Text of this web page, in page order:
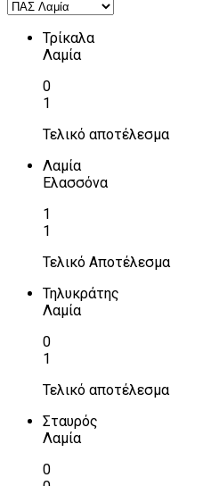
Τρίκαλα
Λαμία
0
1
Τελικό αποτέλεσμα
Λαμία
Ελασσόνα
1
1
Τελικό Αποτέλεσμα
Τηλυκράτης
Λαμία
0
1
Τελικό αποτέλεσμα
Σταυρός
Λαμία
0